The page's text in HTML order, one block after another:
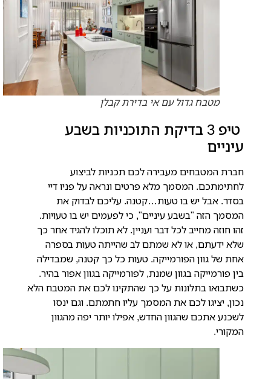
מטבח גדול עם אי בדירת קבלן
טיפ 3 בדיקת התוכניות בשבע
עיניים
חברת המטבחים מעבירה לכם תכניות לביצוע
לחתימתכם. המסמך מלא פרטים ונראה על פניו דיי
בסדר. אבל יש בו טעות…קטנה. עליכם לבדוק את
המסמך הזה "בשבע עיניים", כי לפעמים יש בו טעויות.
זהו חוזה מחייב לכל דבר ועניין. לא תוכלו להגיד אחר כך
שלא ידעתם, או לא שמתם לב שהייתה טעות בספרה
אחת של גוון הפורמייקה. טעות כל כך קטנה, שמבדילה
בין פורמייקה בגוון שמנת, לפורמייקה בגוון אפור בהיר.
כשתבואו בתלונות על כך שהתקינו לכם את המטבח הלא
נכון, יציגו לכם את המסמך עליו חתמתם. וגם ינסו
לשכנע אתכם שהגוון החדש, אפילו יותר יפה מהגוון
המקורי.